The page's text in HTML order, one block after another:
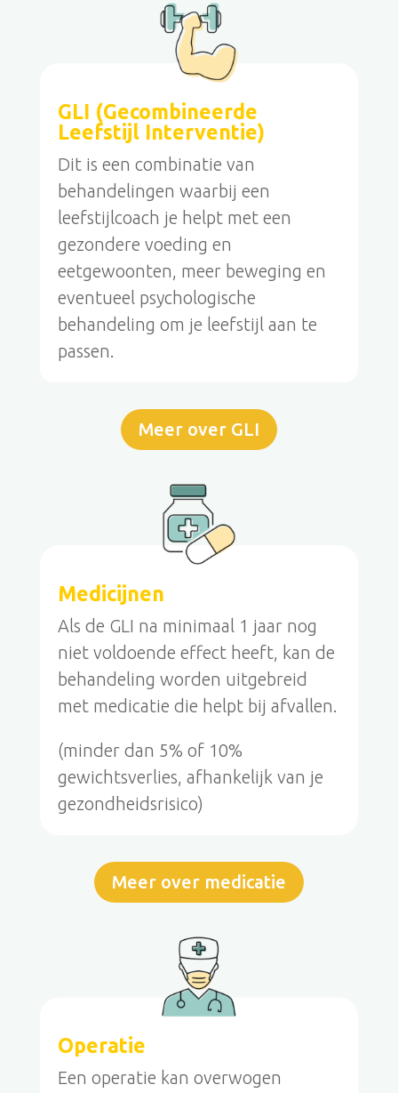
GLI (Gecombineerde
Leefstijl Interventie)
Dit is een combinatie van
behandelingen waarbij een
leefstijlcoach je helpt met een
gezondere voeding en
eetgewoonten, meer beweging en
eventueel psychologische
behandeling om je leefstijl aan te
passen.
Meer over GLI
Medicijnen
Als de GLI na minimaal 1 jaar nog
niet voldoende effect heeft, kan de
behandeling worden uitgebreid
met medicatie die helpt bij afvallen.
(minder dan 5% of 10%
gewichtsverlies, afhankelijk van je
gezondheidsrisico)
Meer over medicatie
Operatie
Een operatie kan overwogen